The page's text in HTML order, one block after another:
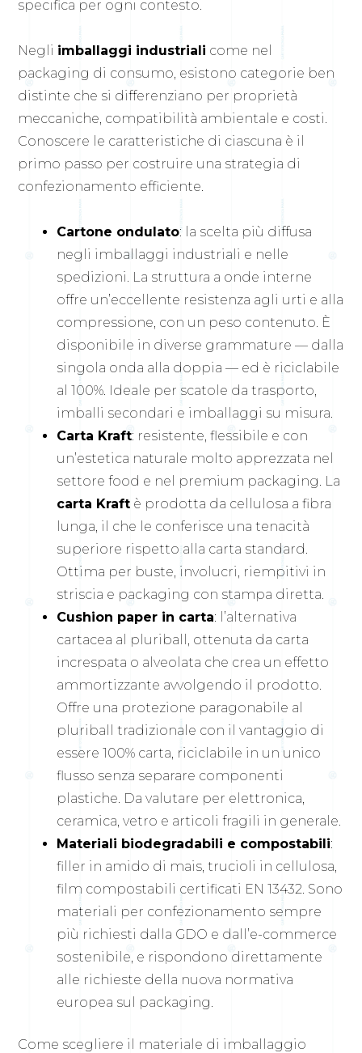
specifica per ogni contesto.
Negli imballaggi industriali come nel
packaging di consumo, esistono categorie ben
distinte che si differenziano per proprietà
meccaniche, compatibilità ambientale e costi.
Conoscere le caratteristiche di ciascuna è il
primo passo per costruire una strategia di
confezionamento efficiente.
Cartone ondulato: la scelta più diffusa
negli imballaggi industriali e nelle
spedizioni. La struttura a onde interne
offre un’eccellente resistenza agli urti e alla
compressione, con un peso contenuto. È
disponibile in diverse grammature — dalla
singola onda alla doppia — ed è riciclabile
al 100%. Ideale per scatole da trasporto,
imballi secondari e imballaggi su misura.
Carta Kraft: resistente, flessibile e con
un’estetica naturale molto apprezzata nel
settore food e nel premium packaging. La
carta Kraft è prodotta da cellulosa a fibra
lunga, il che le conferisce una tenacità
superiore rispetto alla carta standard.
Ottima per buste, involucri, riempitivi in
striscia e packaging con stampa diretta.
Cushion paper in carta: l’alternativa
cartacea al pluriball, ottenuta da carta
increspata o alveolata che crea un effetto
ammortizzante avvolgendo il prodotto.
Offre una protezione paragonabile al
pluriball tradizionale con il vantaggio di
essere 100% carta, riciclabile in un unico
flusso senza separare componenti
plastiche. Da valutare per elettronica,
ceramica, vetro e articoli fragili in generale.
Materiali biodegradabili e compostabili:
filler in amido di mais, trucioli in cellulosa,
film compostabili certificati EN 13432. Sono
materiali per confezionamento sempre
più richiesti dalla GDO e dall’e-commerce
sostenibile, e rispondono direttamente
alle richieste della nuova normativa
europea sul packaging.
Come scegliere il materiale di imballaggio